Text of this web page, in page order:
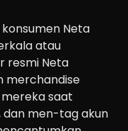
Neta
atau
resmi Neta
merchandise
saat
dan men-tag akun